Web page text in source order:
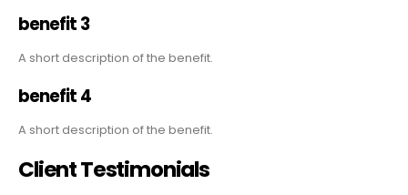
benefit 3
A short description of the benefit.
benefit 4
A short description of the benefit.
Client Testimonials